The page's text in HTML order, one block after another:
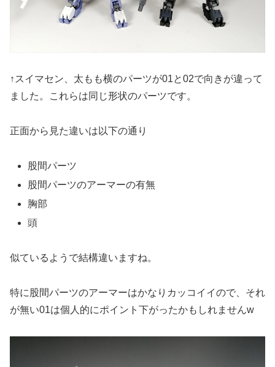
↑スイマセン、太もも横のパーツが01と02で向きが違って
ました。これらは同じ形状のパーツです。
正面から見た違いは以下の通り
股間パーツ
股間パーツのアーマーの有無
胸部
頭
似ているようで結構違いますね。
特に股間パーツのアーマーはかなりカッコイイので、それ
が無い01は個人的にポイント下がったかもしれませんw